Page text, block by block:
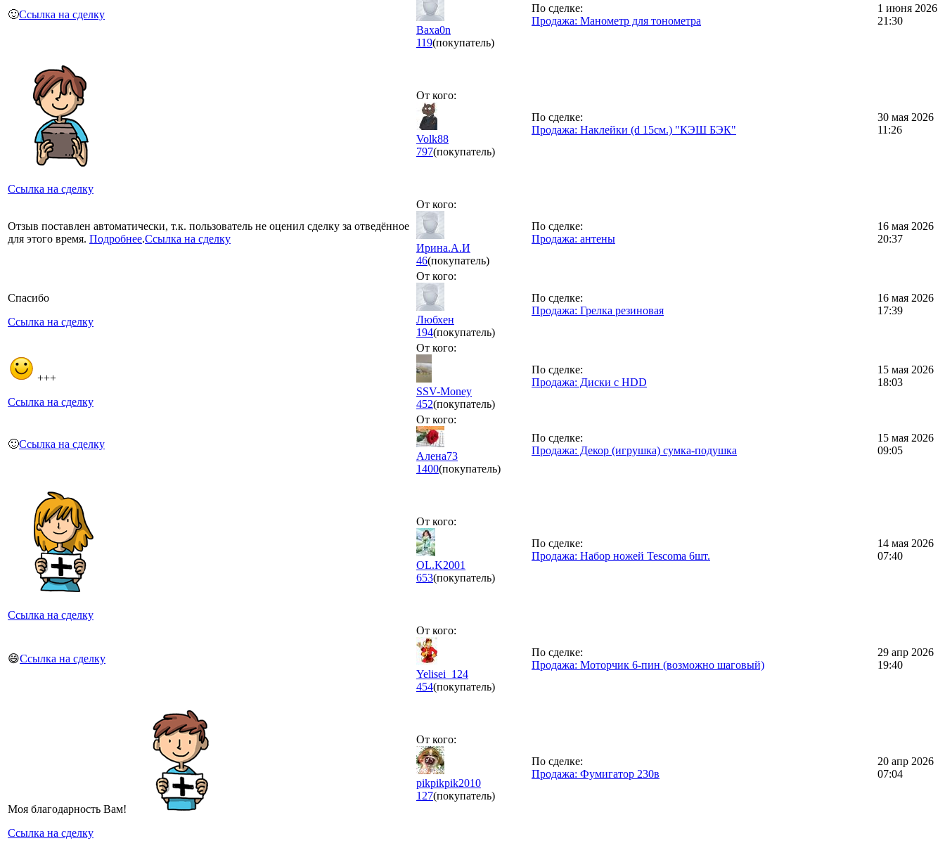
🙂Ссылка на сделку
Baxa0n
119(покупатель)
По сделке:
Продажа: Манометр для тонометра
1 июня 2026
21:30
Ссылка на сделку
От кого:
Volk88
797(покупатель)
По сделке:
Продажа: Наклейки (d 15см.) "КЭШ БЭК"
30 мая 2026
11:26
Отзыв поставлен автоматически, т.к. пользователь не оценил сделку за отведённое
для этого время. Подробнее.Ссылка на сделку
От кого:
Ирина.А.И
46(покупатель)
По сделке:
Продажа: антены
16 мая 2026
20:37
Спасибо
Ссылка на сделку
От кого:
Любхен
194(покупатель)
По сделке:
Продажа: Грелка резиновая
16 мая 2026
17:39
+++
Ссылка на сделку
От кого:
SSV-Money
452(покупатель)
По сделке:
Продажа: Диски с HDD
15 мая 2026
18:03
🙂Ссылка на сделку
От кого:
Алена73
1400(покупатель)
По сделке:
Продажа: Декор (игрушка) сумка-подушка
15 мая 2026
09:05
Ссылка на сделку
От кого:
OL.K2001
653(покупатель)
По сделке:
Продажа: Набор ножей Tescoma 6шт.
14 мая 2026
07:40
😄Ссылка на сделку
От кого:
Yelisei_124
454(покупатель)
По сделке:
Продажа: Моторчик 6-пин (возможно шаговый)
29 апр 2026
19:40
Моя благодарность Вам!
Ссылка на сделку
От кого:
pikpikpik2010
127(покупатель)
По сделке:
Продажа: Фумигатор 230в
20 апр 2026
07:04